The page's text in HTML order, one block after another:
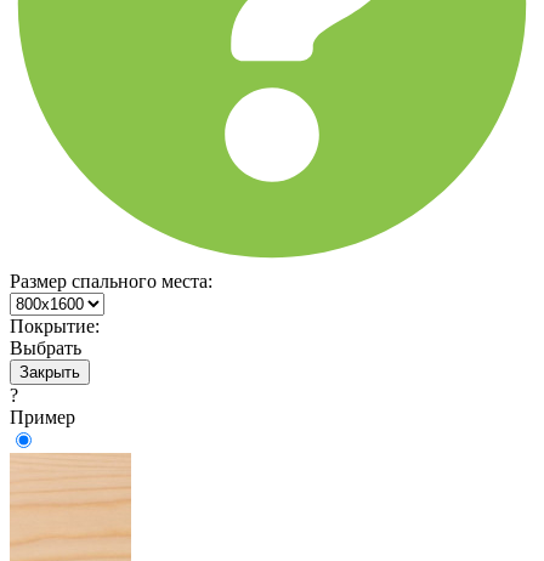
Размер спального места:
Покрытие:
Выбрать
Закрыть
?
Пример